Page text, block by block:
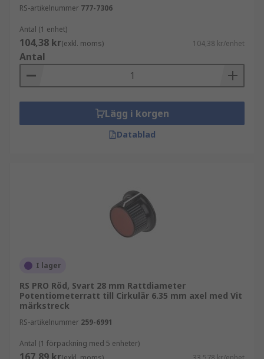
RS-artikelnummer 777-7306
Antal (1 enhet)
104,38 kr(exkl. moms) 104,38 kr/enhet
Antal
Lägg i korgen
Datablad
I lager
RS PRO Röd, Svart 28 mm Rattdiameter
Potentiometerratt till Cirkulär 6.35 mm axel med Vit
märkstreck
RS-artikelnummer 259-6991
Antal (1 förpackning med 5 enheter)